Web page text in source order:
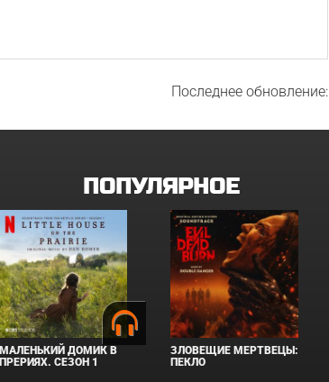
Последнее обновление:
ПОПУЛЯРНОЕ
МАЛЕНЬКИЙ ДОМИК В
ПРЕРИЯХ. СЕЗОН 1
ЗЛОВЕЩИЕ МЕРТВЕЦЫ:
ПЕКЛО